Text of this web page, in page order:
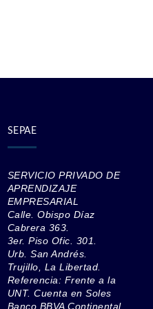
SEPAE
SERVICIO PRIVADO DE
APRENDIZAJE
EMPRESARIAL
Calle. Obispo Díaz
Cabrera 363.
3er. Piso Ofic. 301.
Urb. San Andrés.
Trujillo, La Libertad.
Referencia: Frente a la
UNT. Cuenta en Soles
Banco BBVA Continental